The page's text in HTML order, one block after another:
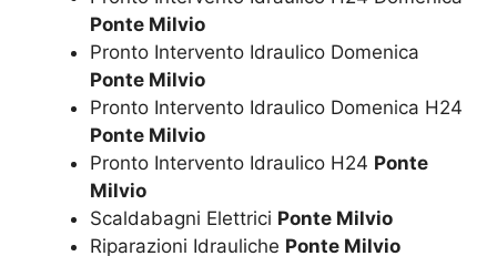
Ponte Milvio
Pronto Intervento Idraulico Domenica
Ponte Milvio
Pronto Intervento Idraulico Domenica H24
Ponte Milvio
Pronto Intervento Idraulico H24 Ponte
Milvio
Scaldabagni Elettrici Ponte Milvio
Riparazioni Idrauliche Ponte Milvio